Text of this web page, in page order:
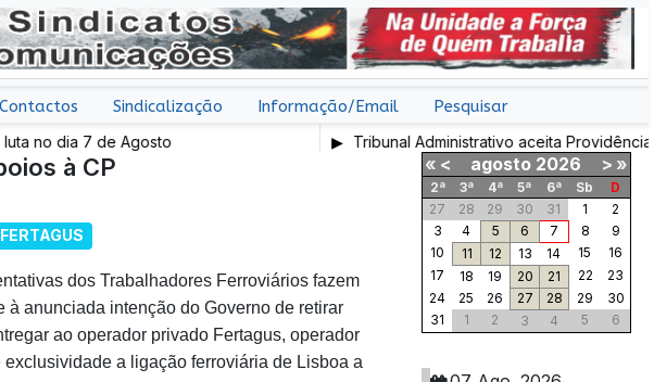
Contactos Sindicalização Informação/Email Pesquisar
dia 7 de Agosto Tribunal Administrativo aceita Providência
à CP
FERTAGUS
dos Trabalhadores Ferroviários fazem
à anunciada intenção do Governo de retirar
ao operador privado Fertagus, operador
a ligação ferroviária de Lisboa a
« < agosto 2026 > »
2ª 3ª 4ª 5ª 6ª Sb
D
27
28 29 30 31 1
2
3
4 5 6 7 8
9
10
11 12 13 14 15
16
17
18 19 20 21 22
23
24
25 26 27 28 29
30
31
1 2 3 4 5 6